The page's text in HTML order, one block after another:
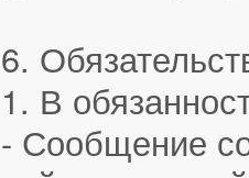
6.
1. В
- Сообщение